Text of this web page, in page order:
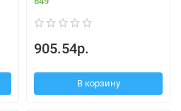
905.54р.
В корзину